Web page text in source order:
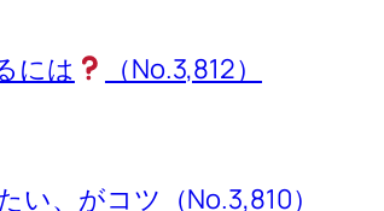
には （No.3,812）
、がコツ（No.3,810）